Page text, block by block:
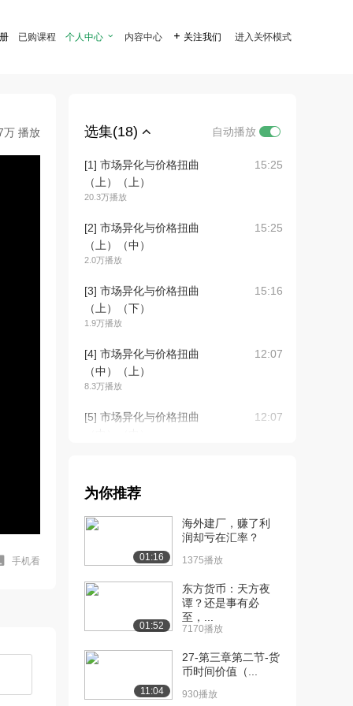
已购课程 个人中心  内容中心  关注我们 进入关怀模式
万 播放
手机看
选集(18) 自动播放
[1] 市场异化与价格扭曲
（上）（上）
20.3万播放
15:25
[2] 市场异化与价格扭曲
（上）（中）
2.0万播放
15:25
[3] 市场异化与价格扭曲
（上）（下）
1.9万播放
15:16
[4] 市场异化与价格扭曲
（中）（上）
8.3万播放
12:07
[5] 市场异化与价格扭曲
12:07
（中）（下）
[7] 市场异化与价格扭曲
（下）（上）
[8] 市场异化与价格扭曲
（下）（中）
13:49
[9] 市场异化与价格扭曲
（下）（下）
5320播放
为你推荐
01:16
海外建厂，赚了利
润却亏在汇率？
1375播放
01:52
东方货币：天方夜
谭？还是事有必
至，...
7170播放
11:04
27-第三章第二节-货
币时间价值（...
930播放